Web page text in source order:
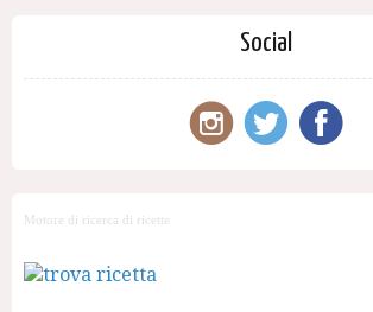
Social
Motore di ricerca di ricette